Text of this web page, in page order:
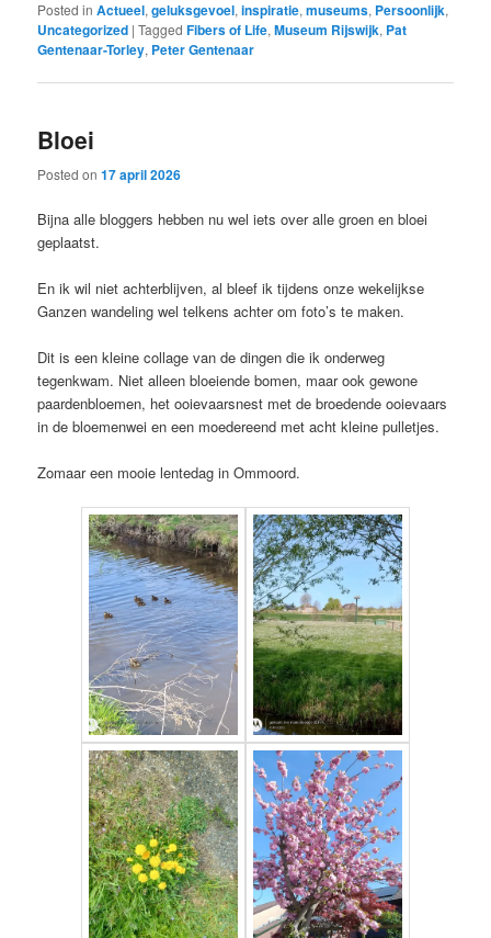
Posted in Actueel,geluksgevoel,inspiratie,museums, Persoonlijk,
Uncategorized |Tagged Fibers of Life,Museum Rijswijk, Pat
Gentenaar-Torley, Peter Gentenaar
Bloei
Posted on17 april 2026
Bijna alle bloggers hebben nu wel iets over alle groen en bloei
geplaatst.
En ik wil niet achterblijven, al bleef ik tijdens onze wekelijkse
Ganzen wandeling wel telkens achter om foto’s te maken.
Dit is een kleine collage van de dingen die ik onderweg
tegenkwam. Niet alleen bloeiende bomen, maar ook gewone
paardenbloemen, het ooievaarsnest met de broedende ooievaars
in de bloemenwei en een moedereend met acht kleine pulletjes.
Zomaar een mooie lentedag in Ommoord.